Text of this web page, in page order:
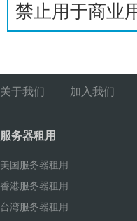
禁止用于商业
关于我们 加入我们
服务器租用
美国服务器租用
香港服务器租用
台湾服务器租用